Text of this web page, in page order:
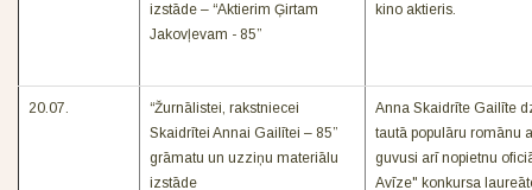
izstāde – “Aktierim Ģirtam
Jakovļevam - 85”
kino aktieris.
20.07.
“Žurnālistei, rakstniecei
Skaidrītei Annai Gailītei – 85”
grāmatu un uzziņu materiālu
izstāde
Anna Skaidrīte Gailīte
tautā populāru romānu
guvusi arī nopietnu
Avīze" konkursa